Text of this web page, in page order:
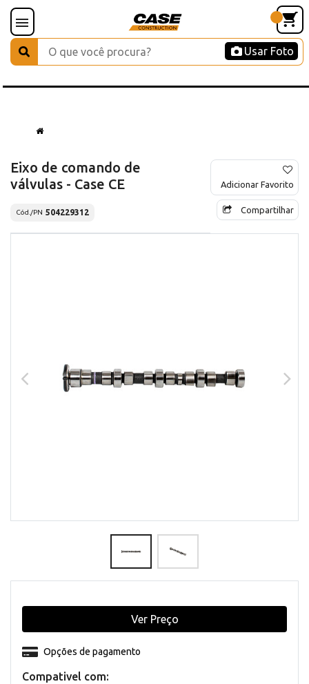
Usar Foto
Eixo de comando de
válvulas - Case CE
Cód./PN 504229312
Adicionar Favorito
Compartilhar
Compativel com:
Opções de pagamento
Ver Preço